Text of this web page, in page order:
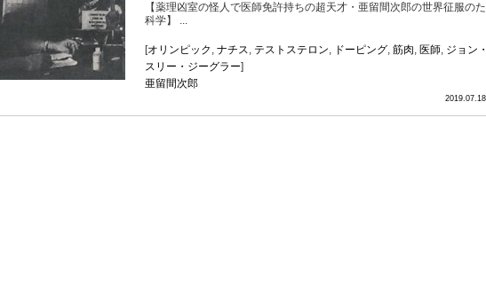
【薬理凶室の怪人で医師免許持ちの超天才・亜留間次郎の世界征服の
科学】 ...
[オリンピック , ナチス, テストステロン, ドーピング, 筋肉, 医師, ジョン
スリー・ジーグラー]
亜留間次郎